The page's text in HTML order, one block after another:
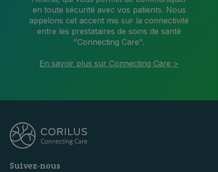
en toute sécurité avec vos patients. Nous
appelons cet accent mis sur la connectivité
entre les prestataires de soins de santé
"Connecting Care".
En savoir plus sur Connecting Care >
Suivez-nous